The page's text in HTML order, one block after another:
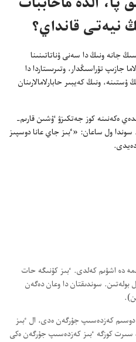
پا،‏ الدە ماحاببات
جانە ونىڭ دا سە‌نى ۇ‌ناتاتىنىنا
جازىپ تۇ‌راسىڭدار،‏ وتىرىستاردا دا
ونىڭ كە‌يبىر حابارلامالارىنان
ە‌كە‌نىنە كوز جە‌تكىزۋ ٷشىن قارىم-‏
ول ساعان:‏ «ٴ‌بىز جاي عانا دوسپىز
دە اشۋىم كە‌لدى.‏ ٴ‌بىز كۇ‌نىگە حات
بولە‌تىن.‏ سوندىقتان دا وعان دە‌گە‌ن
كە‌زدە‌سىپ جۇ‌رگە‌ن ە‌دى،‏ ال ٴ‌بىز
سىرت كوزگە ٴ‌بىز كە‌زدە‌سىپ جۇ‌رگە‌ن ە‌كى